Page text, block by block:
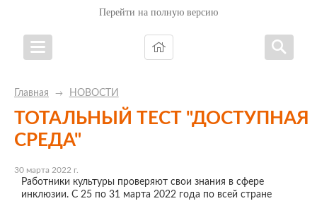
Перейти на полную версию
Главная → НОВОСТИ
ТОТАЛЬНЫЙ ТЕСТ "ДОСТУПНАЯ
СРЕДА"
30 марта 2022 г.
Работники культуры проверяют свои знания в сфере
инклюзии. С 25 по 31 марта 2022 года по всей стране